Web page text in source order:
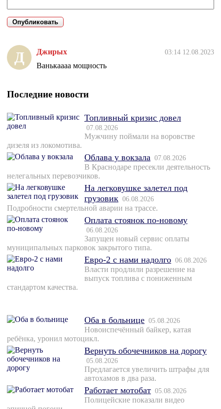
Д Джирых 03:14 12.08.2023
Ванькаааа мощность
Последние новости
Топливный кризис довел
07.08.2026
Мужчину поймали на воровстве
дизеля из локомотива.
Облава у вокзала 07.08.2026
В Краснодаре пресекли деятельность
нелегальных перевозчиков.
На легковушке залетел под
грузовик 06.08.2026
Подробности смертельной аварии на трассе.
Оплата стоянок по-новому
06.08.2026
Запущен новый сервис оплаты
муниципальных парковок закрытого типа.
Евро-2 с нами надолго 06.08.2026
Власти продлили разрешение на
выпуск топлива с пониженным
стандартом качества.
Оба в больнице 05.08.2026
Новоиспечённый байкер, катая
ребёнка, уронил мотоцикл.
Вернуть обочечников на дорогу
05.08.2026
Предлагается увеличить штрафы для
автохамов в два раза.
Работает мотобат 05.08.2026
Полицейские показали видео